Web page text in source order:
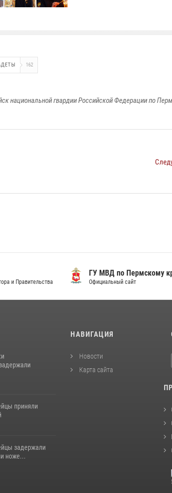
162
национальной гвардии Российской Федерации по
и Правительства
ГУ МВД по Пермскому
Официальный сайт
приняли
задержали
ноже...
НАВИГАЦИЯ
Новости
Карта сайта